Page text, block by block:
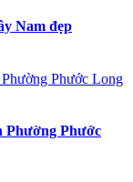
Nam đẹp
Phường Phước